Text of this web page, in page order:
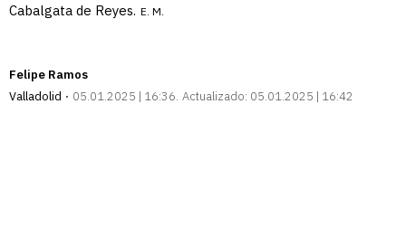
Cabalgata de Reyes. E. M.
Felipe Ramos
Valladolid
05.01.2025 | 16:36 Actualizado: 05.01.2025 | 16:42